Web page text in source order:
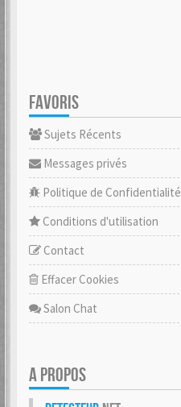
FAVORIS
Sujets Récents
Messages privés
Politique de Confidentialité
Conditions d'utilisation
Contact
Effacer Cookies
Salon Chat
A PROPOS